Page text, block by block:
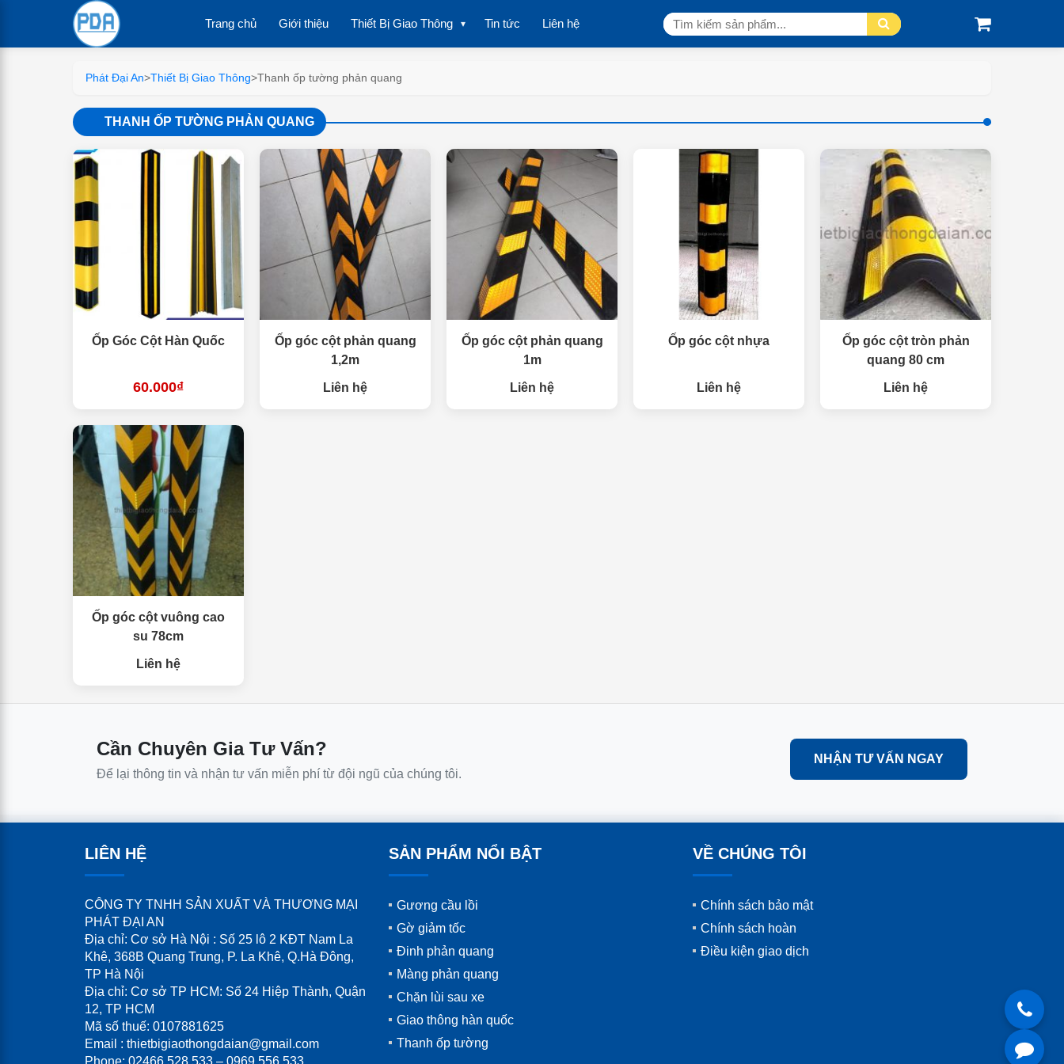
Trang chủ Giới thiệu Thiết Bị Giao Thông Tin tức Liên hệ
Tìm
kiếm:
Phát Đại An>Thiết Bị Giao Thông>Thanh ốp tường phản quang
THANH ỐP TƯỜNG PHẢN QUANG
Ốp Góc Cột Hàn Quốc
60.000₫
Ốp góc cột phản quang
1,2m
Liên hệ
Ốp góc cột phản quang
1m
Liên hệ
Ốp góc cột nhựa
Liên hệ
Ốp góc cột tròn phản
quang 80 cm
Liên hệ
Ốp góc cột vuông cao
su 78cm
Liên hệ
Cần Chuyên Gia Tư Vấn?
Để lại thông tin và nhận tư vấn miễn phí từ đội ngũ của chúng tôi.
NHẬN TƯ VẤN NGAY
LIÊN HỆ
CÔNG TY TNHH SẢN XUẤT VÀ THƯƠNG MẠI
PHÁT ĐẠI AN
Địa chỉ: Cơ sở Hà Nội : Số 25 lô 2 KĐT Nam La
Khê, 368B Quang Trung, P. La Khê, Q.Hà Đông,
TP Hà Nội
Địa chỉ: Cơ sở TP HCM: Số 24 Hiệp Thành, Quận
12, TP HCM
Mã số thuế: 0107881625
Email : thietbigiaothongdaian@gmail.com
Phone: 02466 528 533 – 0969.556.533
SẢN PHẨM NỔI BẬT
Gương cầu lồi
Gờ giảm tốc
Đinh phản quang
Màng phản quang
Chặn lùi sau xe
Giao thông hàn quốc
Thanh ốp tường
VỀ CHÚNG TÔI
Chính sách bảo mật
Chính sách hoàn
Điều kiện giao dịch